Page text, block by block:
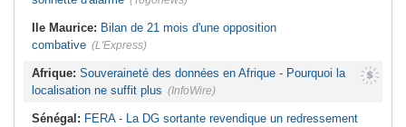
Ile Maurice: Bilan de 21 mois d'une opposition
combative (L'Express)
Afrique: Souveraineté des données en Afrique - Pourquoi la
localisation ne suffit plus (InfoWire)
Sénégal: FERA - La DG sortante revendique un redressement